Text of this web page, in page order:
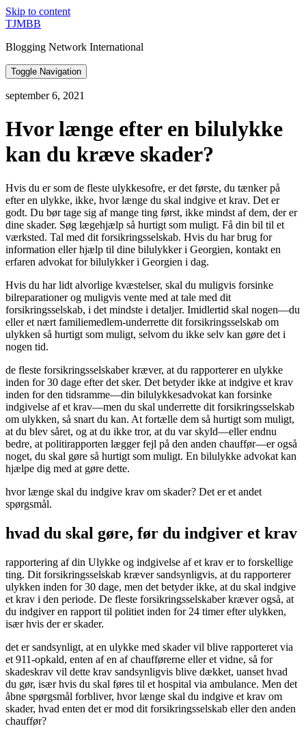
Skip to content
TJMBB
Blogging Network International
Toggle Navigation
september 6, 2021
Hvor længe efter en bilulykke
kan du kræve skader?
Hvis du er som de fleste ulykkesofre, er det første, du tænker på
efter en ulykke, ikke, hvor længe du skal indgive et krav. Det er
godt. Du bør tage sig af mange ting først, ikke mindst af dem, der er
dine skader. Søg lægehjælp så hurtigt som muligt. Få din bil til et
værksted. Tal med dit forsikringsselskab. Hvis du har brug for
information eller hjælp til dine bilulykker i Georgien, kontakt en
erfaren advokat for bilulykker i Georgien i dag.
Hvis du har lidt alvorlige kvæstelser, skal du muligvis forsinke
bilreparationer og muligvis vente med at tale med dit
forsikringsselskab, i det mindste i detaljer. Imidlertid skal nogen—du
eller et nært familiemedlem-underrette dit forsikringsselskab om
ulykken så hurtigt som muligt, selvom du ikke selv kan gøre det i
nogen tid.
de fleste forsikringsselskaber kræver, at du rapporterer en ulykke
inden for 30 dage efter det sker. Det betyder ikke at indgive et krav
inden for den tidsramme—din bilulykkesadvokat kan forsinke
indgivelse af et krav—men du skal underrette dit forsikringsselskab
om ulykken, så snart du kan. At fortælle dem så hurtigt som muligt,
at du blev såret, og at du ikke tror, at du var skyld—eller endnu
bedre, at politirapporten lægger fejl på den anden chauffør—er også
noget, du skal gøre så hurtigt som muligt. En bilulykke advokat kan
hjælpe dig med at gøre dette.
hvor længe skal du indgive krav om skader? Det er et andet
spørgsmål.
hvad du skal gøre, før du indgiver et krav
rapportering af din Ulykke og indgivelse af et krav er to forskellige
ting. Dit forsikringsselskab kræver sandsynligvis, at du rapporterer
ulykken inden for 30 dage, men det betyder ikke, at du skal indgive
et krav i den periode. De fleste forsikringsselskaber kræver også, at
du indgiver en rapport til politiet inden for 24 timer efter ulykken,
især hvis der er skader.
det er sandsynligt, at en ulykke med skader vil blive rapporteret via
et 911-opkald, enten af en af chaufførerne eller et vidne, så for
skadeskrav vil dette krav sandsynligvis blive dækket, uanset hvad
du gør, især hvis du skal føres til et hospital via ambulance. Men det
åbne spørgsmål forbliver, hvor længe skal du indgive et krav om
skader, hvad enten det er mod dit forsikringsselskab eller den anden
chauffør?